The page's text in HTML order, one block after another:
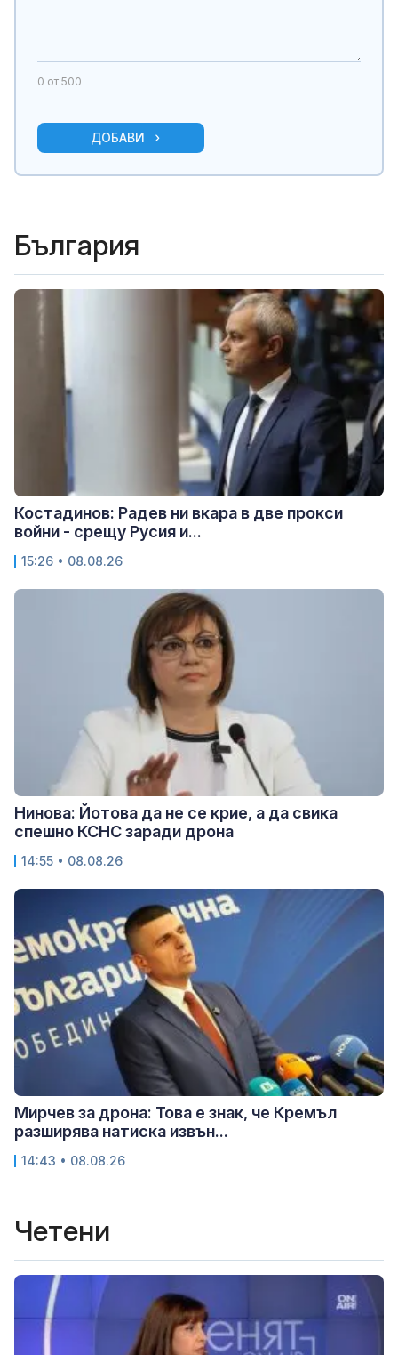
0 от 500
ДОБАВИ
България
Костадинов: Радев ни вкара в две прокси
войни - срещу Русия и...
15:26 • 08.08.26
Нинова: Йотова да не се крие, а да свика
спешно КСНС заради дрона
14:55 • 08.08.26
Мирчев за дрона: Това е знак, че Кремъл
разширява натиска извън...
14:43 • 08.08.26
Четени